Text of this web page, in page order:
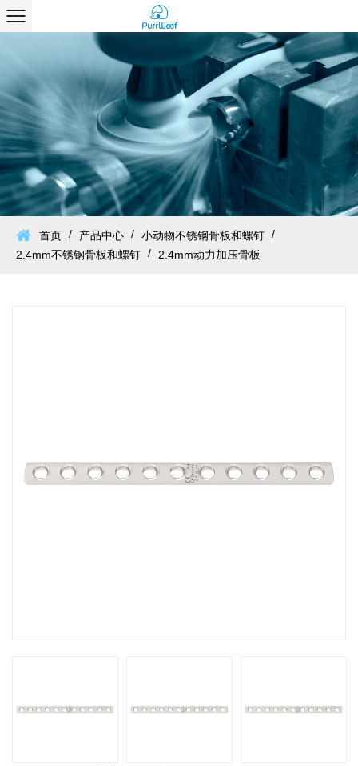
首页 / 产品中心 / 小动物不锈钢骨板和螺钉 /
2.4mm不锈钢骨板和螺钉 / 2.4mm动力加压骨板